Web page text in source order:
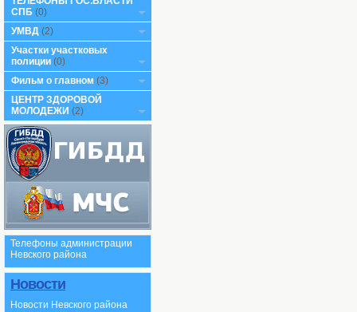
СПБ (0)
УМВД (2)
Участки участковых
полиции (0)
Фильм о главном (3)
ЦЕНТР ЗДОРОВОЙ
МОЛОДЕЖИ (2)
Телефоны администрации
Невского района
Новости
Новости Невского района